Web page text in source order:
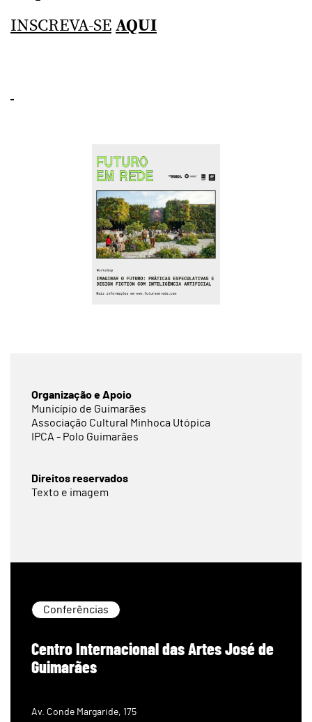
INSCREVA-SE AQUI
Organização e Apoio
Município de Guimarães
Associação Cultural Minhoca Utópica
IPCA - Polo Guimarães
Direitos reservados
Texto e imagem
Conferências
Centro Internacional das Artes José de
Guimarães
Av. Conde Margaride, 175